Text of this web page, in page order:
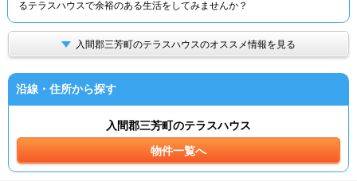
TOP
るテラスハウスで余裕のある生活をしてみませんか？
入間郡三芳町のテラスハウスのオススメ情報を見る
沿線・住所から探す
入間郡三芳町のテラスハウス
物件一覧へ